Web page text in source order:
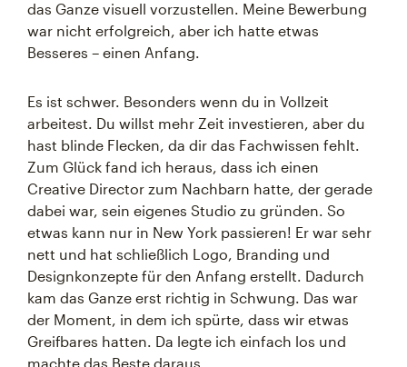
das Ganze visuell vorzustellen. Meine Bewerbung
war nicht erfolgreich, aber ich hatte etwas
Besseres – einen Anfang.
Es ist schwer. Besonders wenn du in Vollzeit
arbeitest. Du willst mehr Zeit investieren, aber du
hast blinde Flecken, da dir das Fachwissen fehlt.
Zum Glück fand ich heraus, dass ich einen
Creative Director zum Nachbarn hatte, der gerade
dabei war, sein eigenes Studio zu gründen. So
etwas kann nur in New York passieren! Er war sehr
nett und hat schließlich Logo, Branding und
Designkonzepte für den Anfang erstellt. Dadurch
kam das Ganze erst richtig in Schwung. Das war
der Moment, in dem ich spürte, dass wir etwas
Greifbares hatten. Da legte ich einfach los und
machte das Beste daraus.